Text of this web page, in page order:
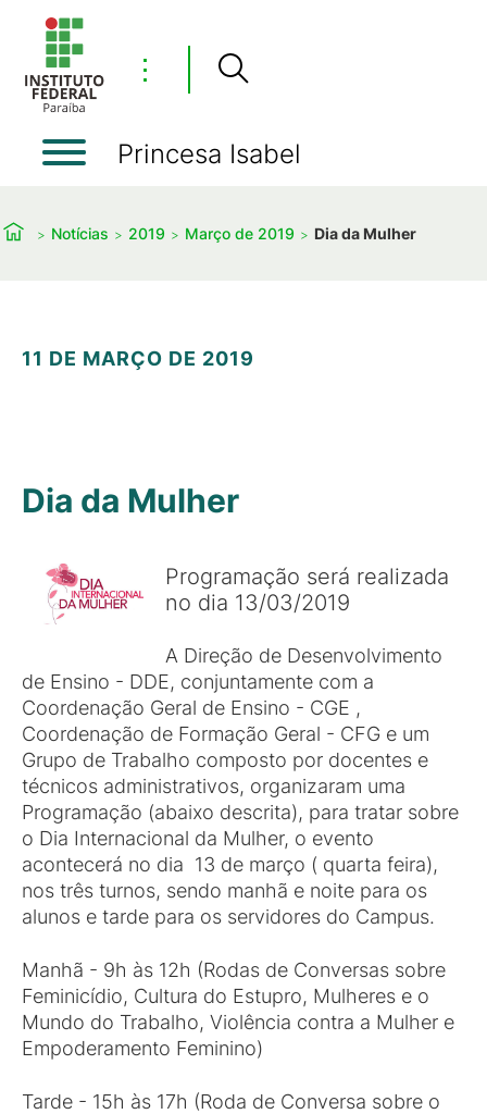
⋮
Princesa Isabel
Notícias 2019 Março de 2019 Dia da Mulher
11 DE MARÇO DE 2019
Dia da Mulher
Programação será realizada
no dia 13/03/2019
A Direção de Desenvolvimento
de Ensino - DDE, conjuntamente com a
Coordenação Geral de Ensino - CGE ,
Coordenação de Formação Geral - CFG e um
Grupo de Trabalho composto por docentes e
técnicos administrativos, organizaram uma
Programação (abaixo descrita), para tratar sobre
o Dia Internacional da Mulher, o evento
acontecerá no dia 13 de março ( quarta feira),
nos três turnos, sendo manhã e noite para os
alunos e tarde para os servidores do Campus.
Manhã - 9h às 12h (Rodas de Conversas sobre
Feminicídio, Cultura do Estupro, Mulheres e o
Mundo do Trabalho, Violência contra a Mulher e
Empoderamento Feminino)
Tarde - 15h às 17h (Roda de Conversa sobre o